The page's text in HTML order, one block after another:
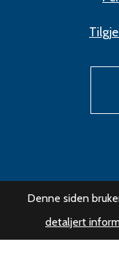
Denne siden
detaljert